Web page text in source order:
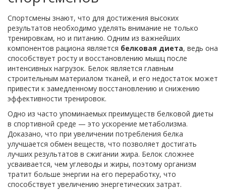
Спортсмены знают, что для достижения высоких
результатов необходимо уделять внимание не только
тренировкам, но и питанию. Одним из важнейших
компонентов рациона является белковая диета, ведь она
способствует росту и восстановлению мышц после
интенсивных нагрузок. Белок является главным
строительным материалом тканей, и его недостаток может
привести к замедленному восстановлению и снижению
эффективности тренировок.
Одно из часто упоминаемых преимуществ белковой диеты
в спортивной среде — это ускорение метаболизма.
Доказано, что при увеличении потребления белка
улучшается обмен веществ, что позволяет достигать
лучших результатов в сжигании жира. Белок сложнее
усваивается, чем углеводы и жиры, поэтому организм
тратит больше энергии на его переработку, что
способствует увеличению энергетических затрат.